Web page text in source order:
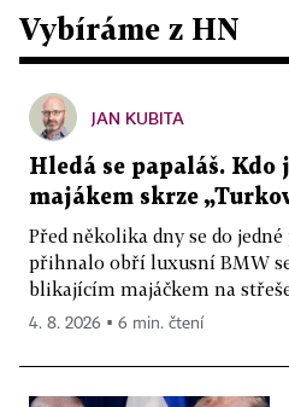
Vybíráme z HN
JAN KUBITA
Hledá se papaláš. Kdo
majákem skrze
Před několika dny se do
přihnalo obří luxusní BMW
blikajícím majáčkem na
4. 8. 2026 ▪ 6 min. čtení